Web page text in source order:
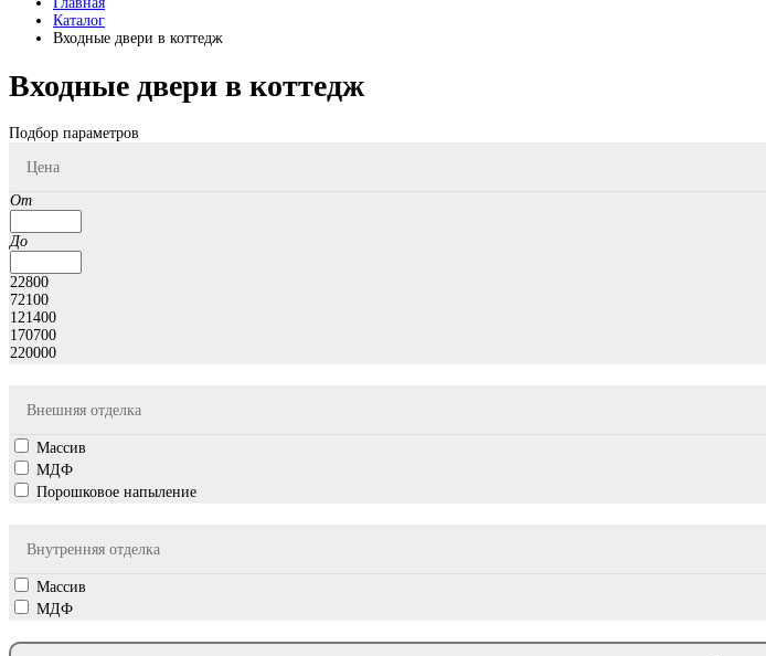
Каталог
Входные двери в коттедж
Входные двери в коттедж
Подбор параметров
Цена
От
До
22800
72100
121400
170700
220000
Внешняя отделка
Массив
МДФ
Порошковое напыление
Внутренняя отделка
Массив
МДФ